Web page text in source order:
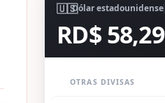
🇺🇸Dólar estadounidense
RD$ 58,29
OTRAS DIVISAS